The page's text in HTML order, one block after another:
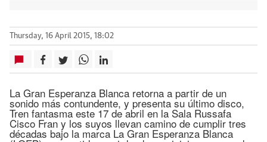
Thursday, 16 April 2015, 18:02
La Gran Esperanza Blanca retorna a partir de un
sonido más contundente, y presenta su último disco,
Tren fantasma este 17 de abril en la Sala Russafa
Cisco Fran y los suyos llevan camino de cumplir tres
décadas bajo la marca La Gran Esperanza Blanca